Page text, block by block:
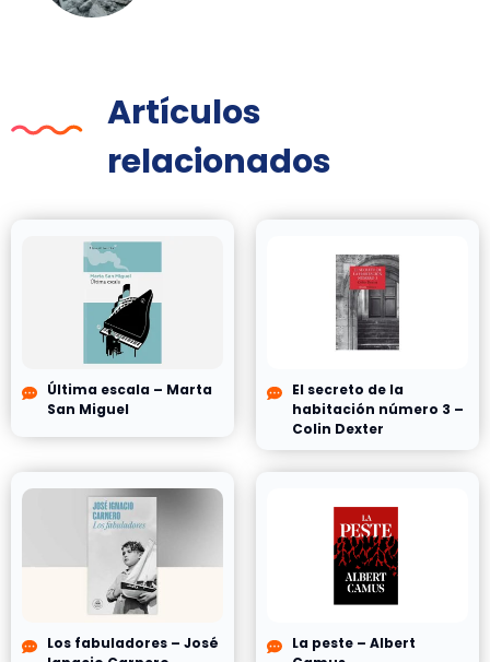
Artículos
relacionados
Última escala – Marta
San Miguel
El secreto de la
habitación número 3 –
Colin Dexter
Los fabuladores – José
La peste – Albert